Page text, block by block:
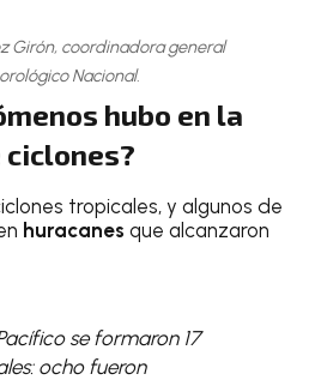
Girón, coordinadora general
Nacional.
hubo en la
tropicales, y algunos de
huracanesque alcanzaron
se formaron 17
ocho fueron